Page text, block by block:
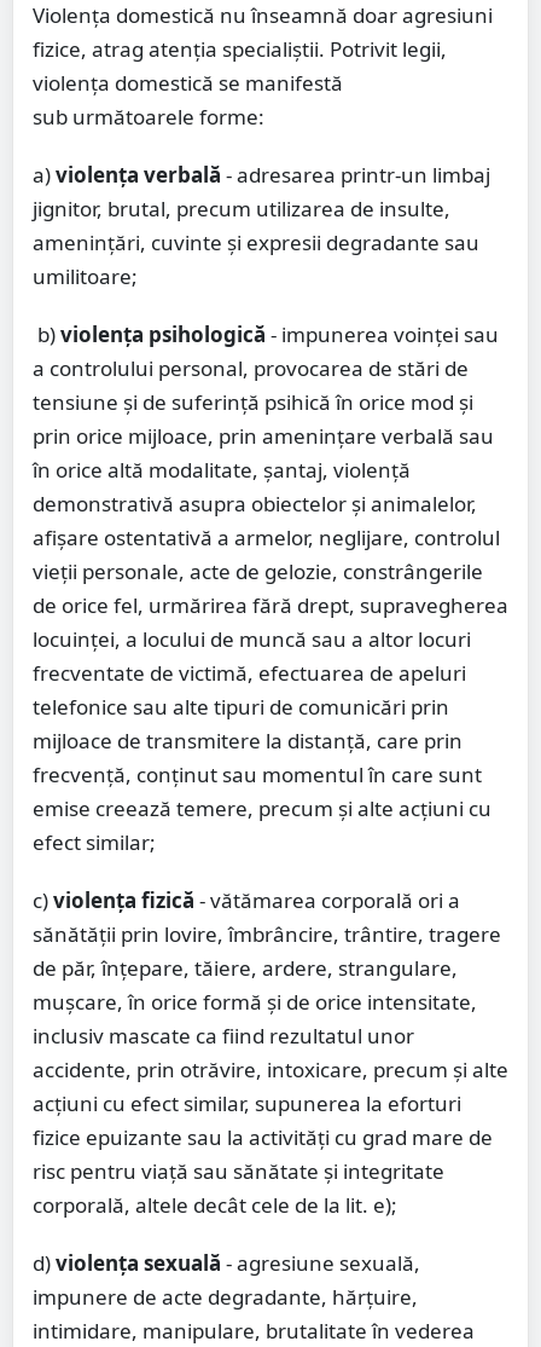
Violența domestică nu înseamnă doar agresiuni
fizice, atrag atenția specialiștii. Potrivit legii,
violenţa domestică se manifestă
sub următoarele forme:
a)violenţa verbală - adresarea printr-un limbaj
jignitor, brutal, precum utilizarea de insulte,
ameninţări, cuvinte şi expresii degradante sau
umilitoare;
b)violenţa psihologică - impunerea voinţei sau
a controlului personal, provocarea de stări de
tensiune şi de suferinţă psihică în orice mod şi
prin orice mijloace, prin ameninţare verbală sau
în orice altă modalitate, şantaj, violenţă
demonstrativă asupra obiectelor şi animalelor,
afişare ostentativă a armelor, neglijare, controlul
vieţii personale, acte de gelozie, constrângerile
de orice fel, urmărirea fără drept, supravegherea
locuinţei, a locului de muncă sau a altor locuri
frecventate de victimă, efectuarea de apeluri
telefonice sau alte tipuri de comunicări prin
mijloace de transmitere la distanţă, care prin
frecvenţă, conţinut sau momentul în care sunt
emise creează temere, precum şi alte acţiuni cu
efect similar;
c)violenţa fizică - vătămarea corporală ori a
sănătăţii prin lovire, îmbrâncire, trântire, tragere
de păr, înţepare, tăiere, ardere, strangulare,
muşcare, în orice formă şi de orice intensitate,
inclusiv mascate ca fiind rezultatul unor
accidente, prin otrăvire, intoxicare, precum şi alte
acţiuni cu efect similar, supunerea la eforturi
fizice epuizante sau la activităţi cu grad mare de
risc pentru viaţă sau sănătate şi integritate
corporală, altele decât cele de la lit. e);
d)violenţa sexuală - agresiune sexuală,
impunere de acte degradante, hărţuire,
intimidare, manipulare, brutalitate în vederea